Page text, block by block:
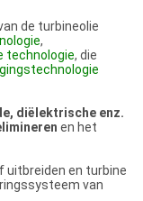
de turbineolie
,
technologie, die
diëlektrische enz.
en het
uitbreiden en turbine
van